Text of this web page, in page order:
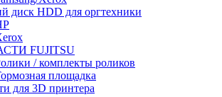
диск HDD для оргтехники
FUJITSU
/ комплекты роликов
площадка
для 3D принтера